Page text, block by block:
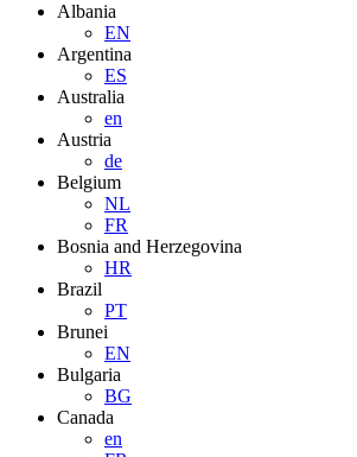
Albania
EN
Argentina
ES
Australia
en
Austria
de
Belgium
NL
FR
Bosnia and Herzegovina
HR
Brazil
PT
Brunei
EN
Bulgaria
BG
Canada
en